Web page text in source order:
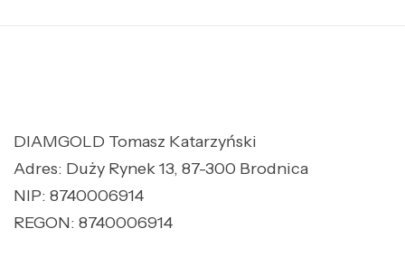
DIAMGOLD Tomasz Katarzyński
Adres: Duży Rynek 13, 87-300 Brodnica
NIP: 8740006914
REGON: 8740006914